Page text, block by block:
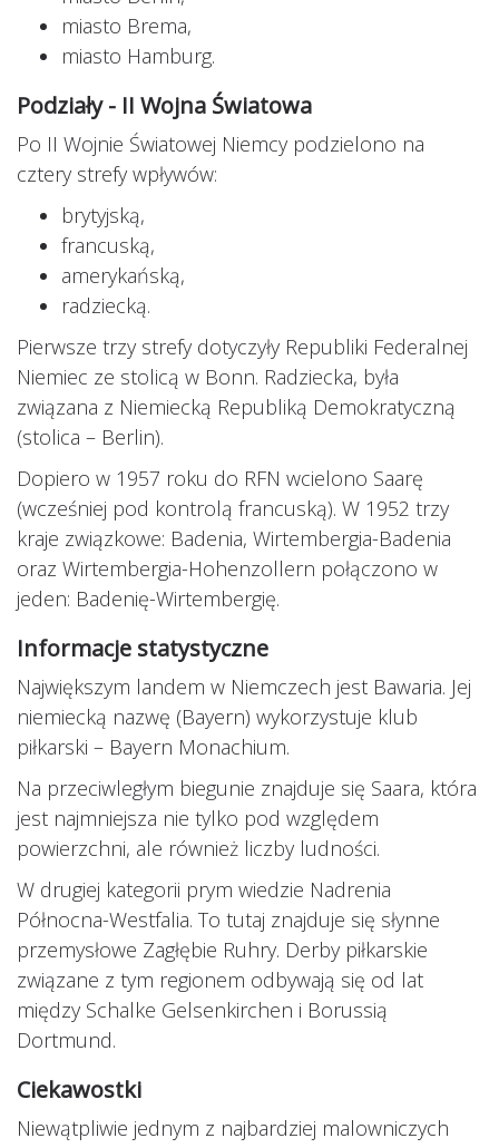
miasto Brema,
miasto Hamburg.
Podziały - II Wojna Światowa
Po II Wojnie Światowej Niemcy podzielono na
cztery strefy wpływów:
brytyjską,
francuską,
amerykańską,
radziecką.
Pierwsze trzy strefy dotyczyły Republiki Federalnej
Niemiec ze stolicą w Bonn. Radziecka, była
związana z Niemiecką Republiką Demokratyczną
(stolica – Berlin).
Dopiero w 1957 roku do RFN wcielono Saarę
(wcześniej pod kontrolą francuską). W 1952 trzy
kraje związkowe: Badenia, Wirtembergia-Badenia
oraz Wirtembergia-Hohenzollern połączono w
jeden: Badenię-Wirtembergię.
Informacje statystyczne
Największym landem w Niemczech jest Bawaria. Jej
niemiecką nazwę (Bayern) wykorzystuje klub
piłkarski – Bayern Monachium.
Na przeciwległym biegunie znajduje się Saara, która
jest najmniejsza nie tylko pod względem
powierzchni, ale również liczby ludności.
W drugiej kategorii prym wiedzie Nadrenia
Północna-Westfalia. To tutaj znajduje się słynne
przemysłowe Zagłębie Ruhry. Derby piłkarskie
związane z tym regionem odbywają się od lat
między Schalke Gelsenkirchen i Borussią
Dortmund.
Ciekawostki
Niewątpliwie jednym z najbardziej malowniczych